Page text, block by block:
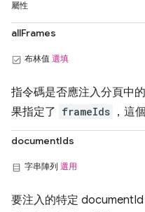
屬性
allFrames
布林值 選填
指令碼是否應注入分頁中
果指定了 frameIds ，這
documentIds
字串陣列 選用
要注入的特定